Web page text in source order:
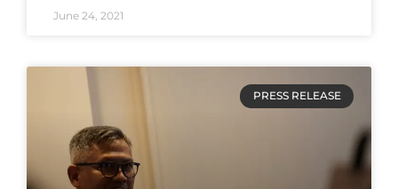
June 24, 2021
PRESS RELEASE